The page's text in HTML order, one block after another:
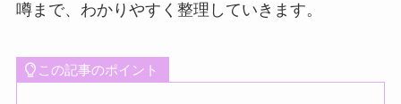
噂まで、わかりやすく整理していきます。
この記事のポイント